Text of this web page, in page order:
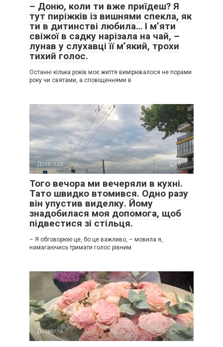
– Доню, коли ти вже приїдеш? Я
тут пиріжків із вишнями спекла, як
ти в дитинстві любила… І м’яти
свіжої в садку нарізала на чай, –
лунав у слухавці її м’який, трохи
тихий голос.
Останні кілька років моє життя вимірювалося не порами
року чи святами, а сповіщеннями в
Дозвілля 0
Того вечора ми вечеряли в кухні.
Тато швидко втомився. Одно разу
він упустив виделку. Йому
знадобилася моя допомога, щоб
підвестися зі стільця.
– Я обговорюю це, бо це важливо, – мовила я,
намагаючись тримати голос рівним.
Дозвілля 0